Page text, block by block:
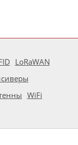
LoRaWAN
WiFi